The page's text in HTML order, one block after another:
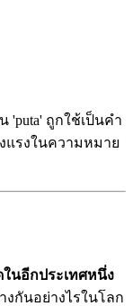
'puta' ถูกใช้เป็นคำ
แรงในความหมาย
ในอีกประเทศหนึ่ง
กันอย่างไรในโลก